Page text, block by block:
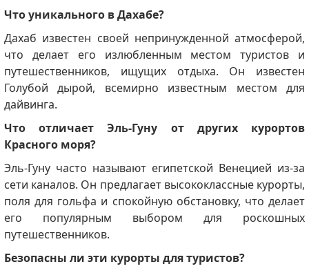
Что уникального в Дахабе?
Дахаб известен своей непринужденной атмосферой,
что делает его излюбленным местом туристов и
путешественников, ищущих отдыха. Он известен
Голубой дырой, всемирно известным местом для
дайвинга.
Что отличает Эль-Гуну от других курортов
Красного моря?
Эль-Гуну часто называют египетской Венецией из-за
сети каналов. Он предлагает высококлассные курорты,
поля для гольфа и спокойную обстановку, что делает
его популярным выбором для роскошных
путешественников.
Безопасны ли эти курорты для туристов?